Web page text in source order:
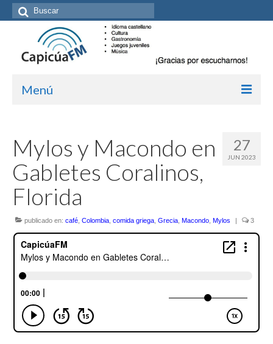
Buscar
por:
Menú
Kit de medios
Cómo suscribirte
Más de Allan Tépper
Boletines
Contacto (vía TecnoTur)
Escuchalibros.com
EditorialTecnoTur.com
27
JUN 2023
Mylos y Macondo en
Gabletes Coralinos,
Florida
publicado en: café Colombia comida griega Grecia Macondo Mylos | 3